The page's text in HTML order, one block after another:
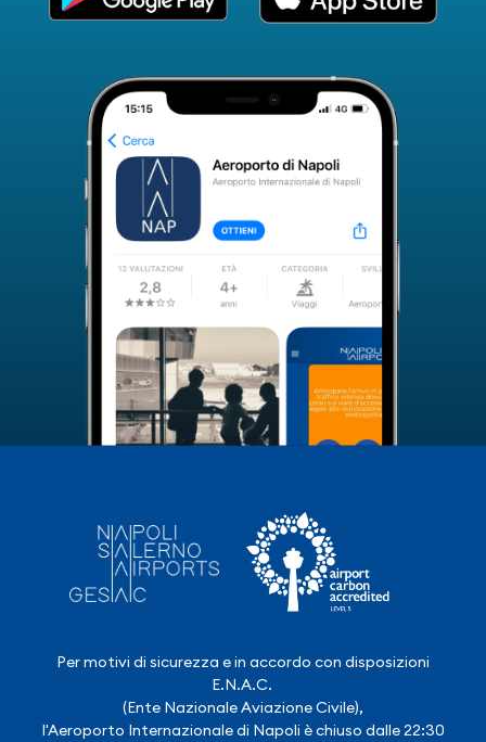
Per motivi di sicurezza e in accordo con disposizioni
E.N.A.C.
(Ente Nazionale Aviazione Civile),
l'Aeroporto Internazionale di Napoli è chiuso dalle 22:30